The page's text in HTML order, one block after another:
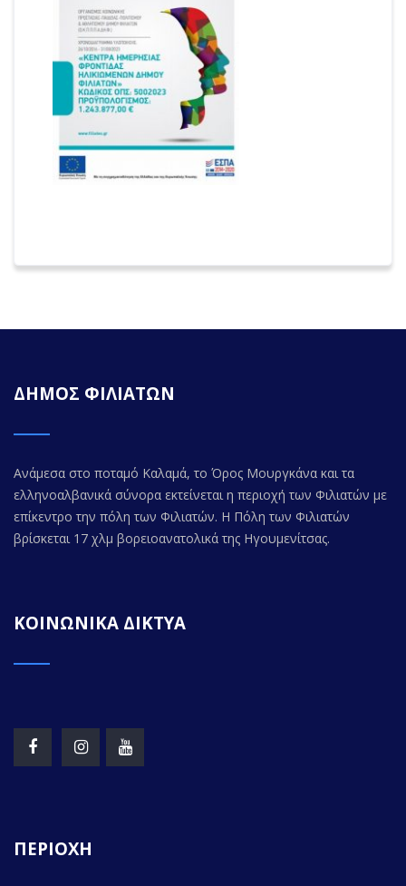
ΔΗΜΟΣ ΦΙΛΙΑΤΩΝ
Ανάμεσα στο ποταμό Καλαμά, το Όρος Μουργκάνα και τα
ελληνοαλβανικά σύνορα εκτείνεται η περιοχή των Φιλιατών με
επίκεντρο την πόλη των Φιλιατών. Η Πόλη των Φιλιατών
βρίσκεται 17 χλμ βορειοανατολικά της Ηγουμενίτσας.
ΚΟΙΝΩΝΙΚΑ ΔΙΚΤΥΑ
ΠΕΡΙΟΧΗ